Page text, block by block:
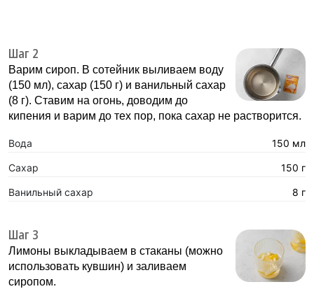
Шаг 2
Варим сироп. В сотейник выливаем воду
(150 мл), сахар (150 г) и ванильный сахар
(8 г). Ставим на огонь, доводим до
кипения и варим до тех пор, пока сахар не растворится.
Вода 150 мл
Сахар 150 г
Ванильный сахар 8 г
Шаг 3
Лимоны выкладываем в стаканы (можно
использовать кувшин) и заливаем
сиропом.